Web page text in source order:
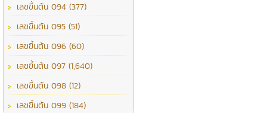
เลขขึ้นต้น 094 (377)
เลขขึ้นต้น 095 (51)
เลขขึ้นต้น 096 (60)
เลขขึ้นต้น 097 (1,640)
เลขขึ้นต้น 098 (12)
เลขขึ้นต้น 099 (184)